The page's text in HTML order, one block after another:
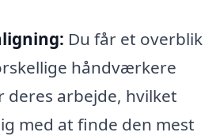
Du får et overblik
håndværkere
arbejde, hvilket
med at finde den mest